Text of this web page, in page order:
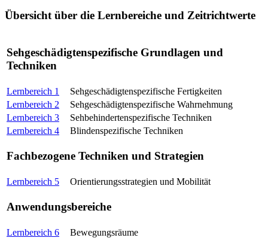
Übersicht über die Lernbereiche und Zeitrichtwerte
Sehgeschädigtenspezifische Grundlagen und
Techniken
Lernbereich 1
Sehgeschädigtenspezifische Fertigkeiten
Lernbereich 2
Sehgeschädigtenspezifische Wahrnehmung
Lernbereich 3
Sehbehindertenspezifische Techniken
Lernbereich 4
Blindenspezifische Techniken
Fachbezogene Techniken und Strategien
Lernbereich 5 Orientierungsstrategien und Mobilität
Anwendungsbereiche
Lernbereich 6 Bewegungsräume